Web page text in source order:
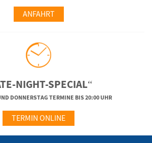
ANFAHRT
NIGHT-SPECIAL“
DONNERSTAG TERMINE BIS 20:00 UHR
TERMIN ONLINE